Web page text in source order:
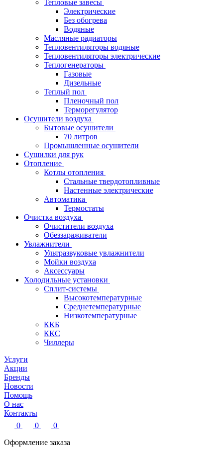
Тепловые завесы
Электрические
Без обогрева
Водяные
Масляные радиаторы
Тепловентиляторы водяные
Тепловентиляторы электрические
Теплогенераторы
Газовые
Дизельные
Теплый пол
Пленочный пол
Терморегулятор
Осушители воздуха
Бытовые осушители
70 литров
Промышленные осушители
Сушилки для рук
Отопление
Котлы отопления
Стальные твердотопливные
Настенные электрические
Автоматика
Термостаты
Очистка воздуха
Очистители воздуха
Обеззараживатели
Увлажнители
Ультразвуковые увлажнители
Мойки воздуха
Аксессуары
Холодильные установки
Сплит-системы
Высокотемпературные
Среднетемпературные
Низкотемпературные
ККБ
ККС
Чиллеры
Услуги
Акции
Бренды
Новости
Помощь
О нас
Контакты
0
0
0
Оформление заказа